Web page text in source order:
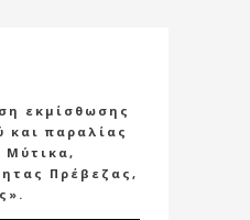
εκμίσθωσης
και παραλίας
Μύτικα,
Πρέβεζας,